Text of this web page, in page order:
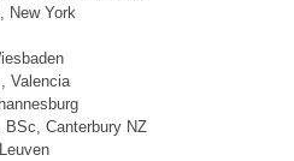
New York
Valencia
BSc, Canterbury NZ